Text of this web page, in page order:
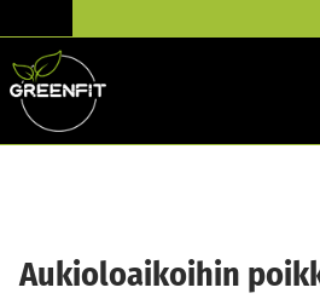
Aukioloaikoihin